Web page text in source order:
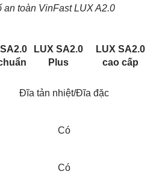
an toàn VinFast LUX A2.0
LUX SA2.0
Plus
LUX SA2.0
cao cấp
Đĩa tản nhiệt/Đĩa đặc
Có
Có